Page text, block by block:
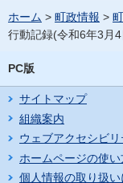
ホーム > 町政情報 >
行動記録(令和6年3月4
PC版
サイトマップ
組織案内
ウェブアクセシビ
ホームページの使い
個人情報の取り扱い